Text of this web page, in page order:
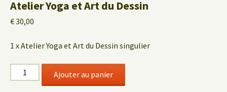
Atelier Yoga et Art du Dessin
€30,00
1 x Atelier Yoga et Art du Dessin singulier
quantité
de
Ajouter au panier